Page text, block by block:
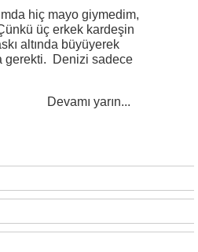
hiç mayo giymedim,
üç erkek kardeşin
altında büyüyerek
gerekti. Denizi sadece
yarın...